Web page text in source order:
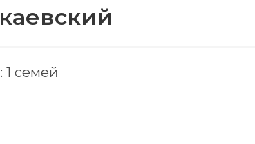
1 семей